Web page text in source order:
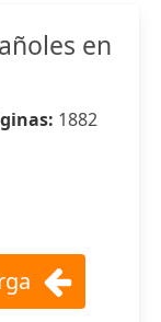
en
1882